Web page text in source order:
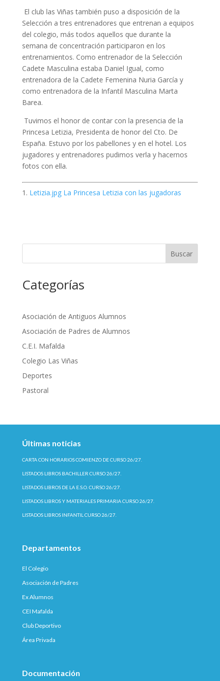
El club las Viñas también puso a disposición de la
Selección a tres entrenadores que entrenan a equipos
del colegio, más todos aquellos que durante la
semana de concentración participaron en los
entrenamientos. Como entrenador de la Selección
Cadete Masculina estaba Daniel Igual, como
entrenadora de la Cadete Femenina Nuria García y
como entrenadora de la Infantil Masculina Marta
Barea.
Tuvimos el honor de contar con la presencia de la
Princesa Letizia, Presidenta de honor del Cto. De
España. Estuvo por los pabellones y en el hotel. Los
jugadores y entrenadores pudimos verla y hacernos
fotos con ella.
Letizia.jpg La Princesa Letizia con las jugadoras
Buscar
Categorías
Asociación de Antiguos Alumnos
Asociación de Padres de Alumnos
C.E.I. Mafalda
Colegio Las Viñas
Deportes
Pastoral
Últimas noticias
CARTA CON HORARIOS COMIENZO DE CURSO 26/27.
LISTADOS LIBROS BACHILLER CURSO 26/27.
LISTADOS LIBROS DE LA E.S.O. CURSO 26/27.
LISTADOS LIBROS Y MATERIALES PRIMARIA CURSO 26/27.
LISTADOS LIBROS INFANTIL CURSO 26/27.
Departamentos
El Colegio
Asociación de Padres
Ex Alumnos
CEI Mafalda
Club Deportivo
Área Privada
Documentación